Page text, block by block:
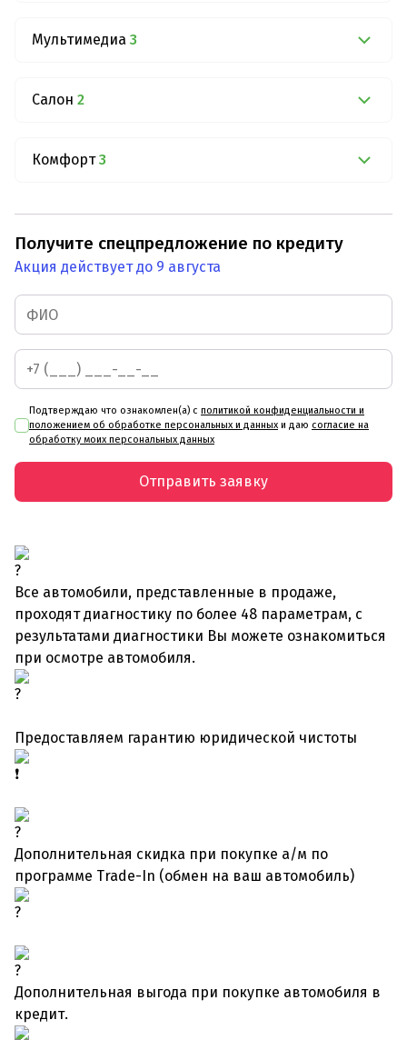
Мультимедиа 3
Салон 2
Комфорт 3
Получите спецпредложение по кредиту
Акция действует до 9 августа
Подтверждаю что ознакомлен(а) с политикой конфиденциальности и
положением об обработке персональных и данных и даю согласие на
обработку моих персональных данных
Отправить заявку
Все автомобили, представленные в продаже,
проходят диагностику по более 48 параметрам, с
результатами диагностики Вы можете ознакомиться
при осмотре автомобиля.
Предоставляем гарантию юридической чистоты
Дополнительная скидка при покупке а/м по
программе Trade-In (обмен на ваш автомобиль)
Дополнительная выгода при покупке автомобиля в
кредит.